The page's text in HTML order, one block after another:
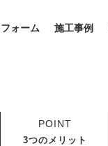
ォーム 施工事例
POINT
3つのメリット